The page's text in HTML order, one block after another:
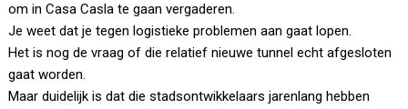
om in Casa Casla te gaan vergaderen.
Je weet dat je tegen logistieke problemen aan gaat lopen.
Het is nog de vraag of die relatief nieuwe tunnel echt afgesloten
gaat worden.
Maar duidelijk is dat die stadsontwikkelaars jarenlang hebben